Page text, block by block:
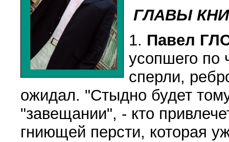
ГЛАВЫ
1. Павел
усопшего по
сперли,
ожидал. "Стыдно будет
"завещании", - кто
гниющей персти, которая